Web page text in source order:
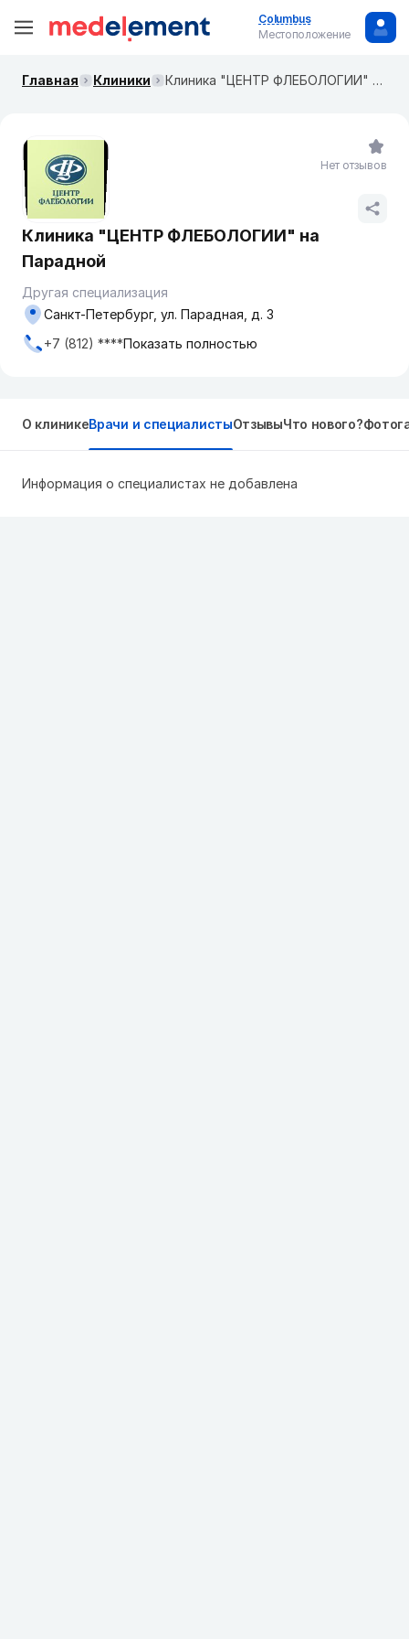
Columbus
Местоположение
Главная Клиники Клиника "ЦЕНТР ФЛЕБОЛОГИИ" на Парадной
Клиника "ЦЕНТР ФЛЕБОЛОГИИ" на
Парадной
Другая специализация
Санкт-Петербург, ул. Парадная, д. 3
+7 (812) ****Показать полностью
Нет отзывов
О клиникеВрачи и специалистыОтзывыЧто нового?
Информация о специалистах не добавлена